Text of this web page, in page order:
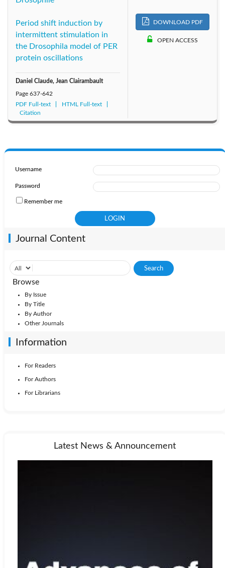
Period shift induction by
intermittent stimulation in
the Drosophila model of PER
protein oscillations
Daniel Claude, Jean Clairambault
Page 637-642
PDF Full-text
HTML Full-text
Citation
DOWNLOAD PDF
OPEN ACCESS
Username
Password
Remember me
Journal Content
Browse
By Issue
By Title
By Author
Other Journals
Information
For Readers
For Authors
For Librarians
Latest News & Announcement